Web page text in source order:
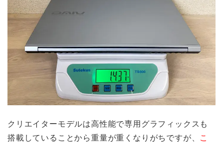
クリエイターモデルは高性能で専用グラフィックスも
搭載していることから重量が重くなりがちですが、 こ